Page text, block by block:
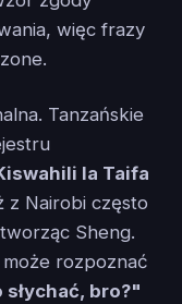
więc frazy
Tanzańskie
la Taifa
z Nairobi często
Sheng.
rozpoznać
słychać, bro?"